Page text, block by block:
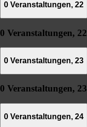
0 Veranstaltungen, 22
0 Veranstaltungen, 22
0 Veranstaltungen, 23
0 Veranstaltungen, 23
0 Veranstaltungen, 24